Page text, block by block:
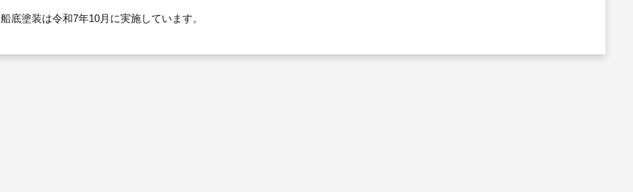
船底塗装は令和7年10月に実施しています。